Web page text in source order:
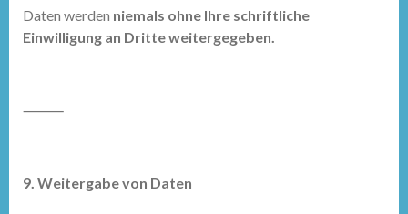
Daten werden niemals ohne Ihre schriftliche
Einwilligung an Dritte weitergegeben.
⸻
9. Weitergabe von Daten